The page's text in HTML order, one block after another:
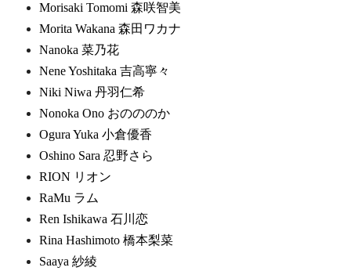
Morisaki Tomomi 森咲智美
Morita Wakana 森田ワカナ
Nanoka 菜乃花
Nene Yoshitaka 吉高寧々
Niki Niwa 丹羽仁希
Nonoka Ono おのののか
Ogura Yuka 小倉優香
Oshino Sara 忍野さら
RION リオン
RaMu ラム
Ren Ishikawa 石川恋
Rina Hashimoto 橋本梨菜
Saaya 紗綾